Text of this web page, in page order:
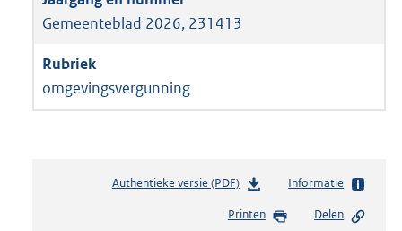
Gemeenteblad 2026, 231413
omgevingsvergunning
Authentieke versie (PDF)b
s
Informatie
Printen Delen